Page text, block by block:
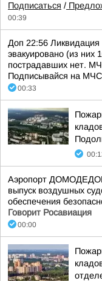
Подписаться /
00:39
Доп 22:56 Ликвидация
эвакуировано (из них
пострадавших нет.
Подписывайся на
00:33
Аэропорт
выпуск воздушных
обеспечения
Говорит Росавиация
00:00